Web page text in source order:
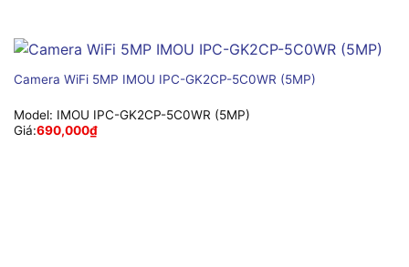
Camera WiFi 5MP IMOU IPC-GK2CP-5C0WR (5MP)
Model: IMOU IPC-GK2CP-5C0WR (5MP)
Giá:690,000₫